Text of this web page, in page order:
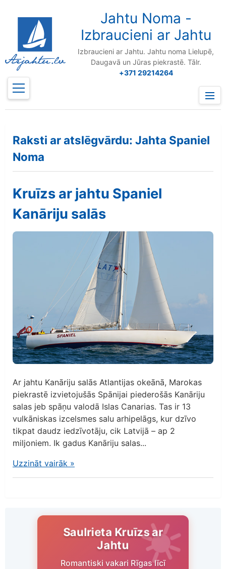
Jahtu Noma -
Izbraucieni ar Jahtu
Izbraucieni ar Jahtu. Jahtu noma Lielupē,
Daugavā un Jūras piekrastē. Tālr.
+371 29214264
Menu
Raksti ar atslēgvārdu: Jahta Spaniel
Noma
Kruīzs ar jahtu Spaniel
Kanāriju salās
Ar jahtu Kanāriju salās Atlantijas okeānā, Marokas
piekrastē izvietojušās Spānijai piederošās Kanāriju
salas jeb spāņu valodā Islas Canarias. Tas ir 13
vulkāniskas izcelsmes salu arhipelāgs, kur dzīvo
tikpat daudz iedzīvotāju, cik Latvijā – ap 2
miljoniem. Ik gadus Kanāriju salas...
Uzzināt vairāk »
Saulrieta Kruīzs ar
Jahtu
Romantiski vakari Rīgas līcī